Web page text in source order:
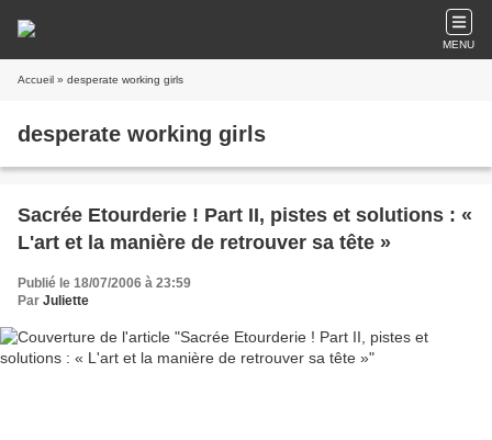
MENU
Accueil » desperate working girls
desperate working girls
Sacrée Etourderie ! Part II, pistes et solutions : «
L'art et la manière de retrouver sa tête »
Publié le 18/07/2006 à 23:59
Par Juliette